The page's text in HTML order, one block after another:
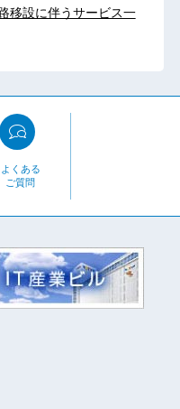
移設に伴うサービス一
よくある
ご質問